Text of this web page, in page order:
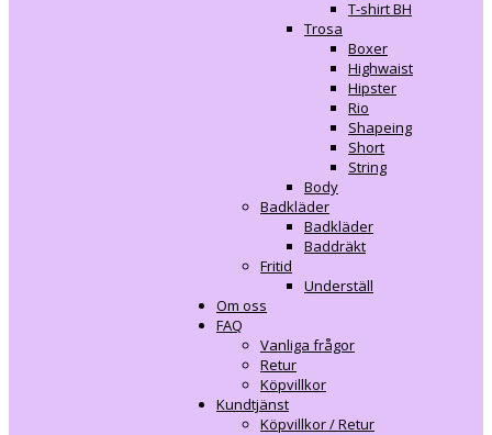
T-shirt BH
Trosa
Boxer
Highwaist
Hipster
Rio
Shapeing
Short
String
Body
Badkläder
Badkläder
Baddräkt
Fritid
Underställ
Om oss
FAQ
Vanliga frågor
Retur
Köpvillkor
Kundtjänst
Köpvillkor / Retur